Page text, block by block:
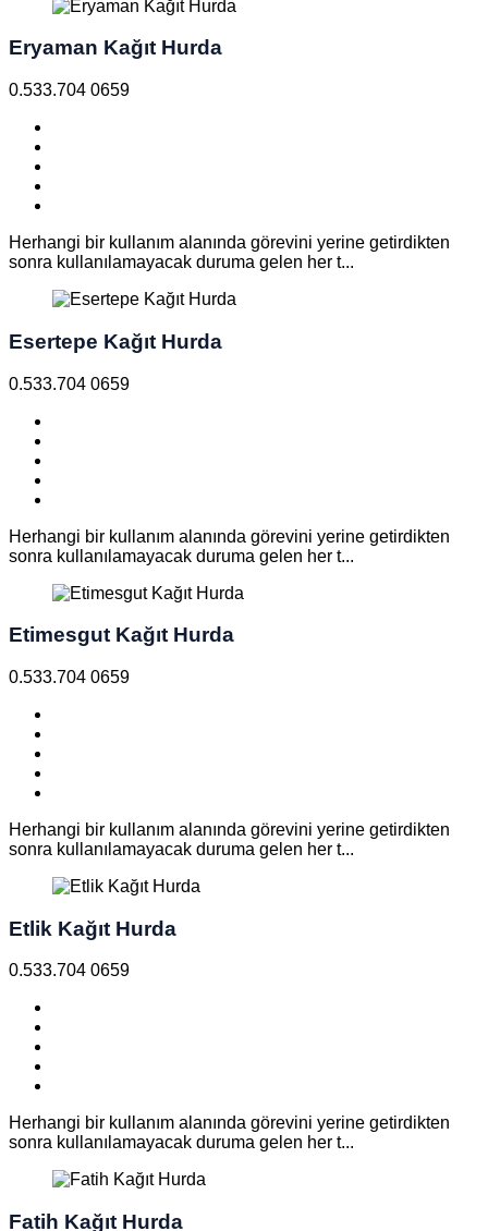
Eryaman Kağıt Hurda
0.533.704 0659
Herhangi bir kullanım alanında görevini yerine getirdikten
sonra kullanılamayacak duruma gelen her t...
Esertepe Kağıt Hurda
0.533.704 0659
Herhangi bir kullanım alanında görevini yerine getirdikten
sonra kullanılamayacak duruma gelen her t...
Etimesgut Kağıt Hurda
0.533.704 0659
Herhangi bir kullanım alanında görevini yerine getirdikten
sonra kullanılamayacak duruma gelen her t...
Etlik Kağıt Hurda
0.533.704 0659
Herhangi bir kullanım alanında görevini yerine getirdikten
sonra kullanılamayacak duruma gelen her t...
Fatih Kağıt Hurda